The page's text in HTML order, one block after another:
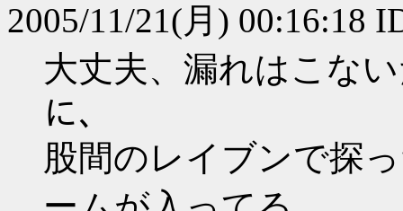
2005/11/21(月) 00:16:18
大丈夫、漏れはこな
に、
股間のレイブンで探